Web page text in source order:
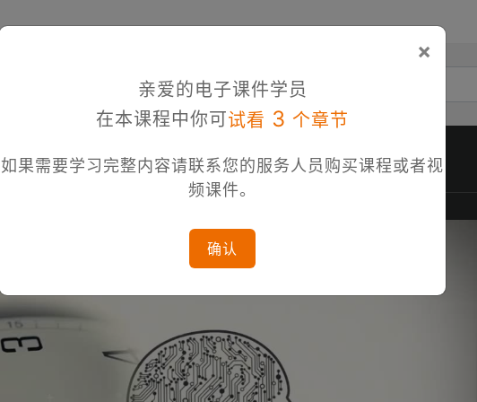
×
亲爱的电子课件学员
在本课程中你可试看 3 个章节
如果需要学习完整内容请联系您的服务人员购买课程或者视
频课件。
确认